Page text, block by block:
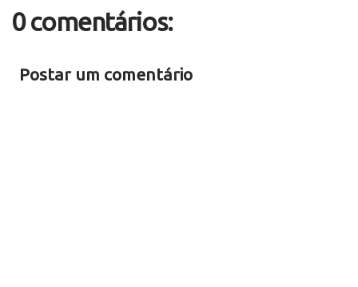
0 comentários:
Postar um comentário